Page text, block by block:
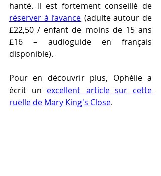
réserver à l’avance (adulte autour de
£22,50 / enfant de moins de 15 ans
£16 – audioguide en français
disponible).
Pour en découvrir plus, Ophélie a
écrit un excellent article sur cette
ruelle de Mary King's Close.